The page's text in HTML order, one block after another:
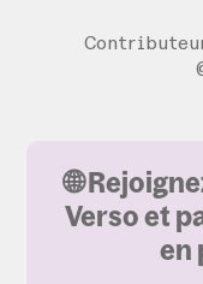
🌐
Verso et
en